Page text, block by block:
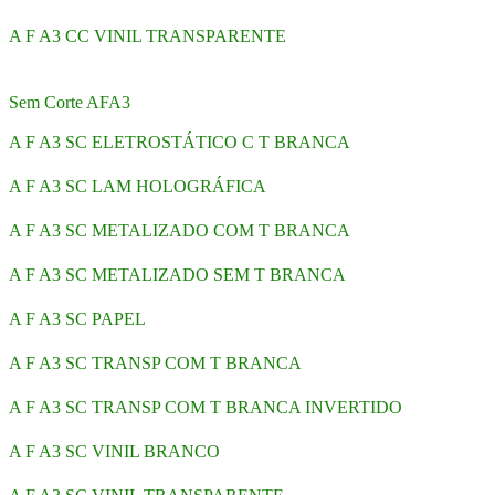
A F A3 CC VINIL TRANSPARENTE
Sem Corte AFA3
A F A3 SC ELETROSTÁTICO C T BRANCA
A F A3 SC LAM HOLOGRÁFICA
A F A3 SC METALIZADO COM T BRANCA
A F A3 SC METALIZADO SEM T BRANCA
A F A3 SC PAPEL
A F A3 SC TRANSP COM T BRANCA
A F A3 SC TRANSP COM T BRANCA INVERTIDO
A F A3 SC VINIL BRANCO